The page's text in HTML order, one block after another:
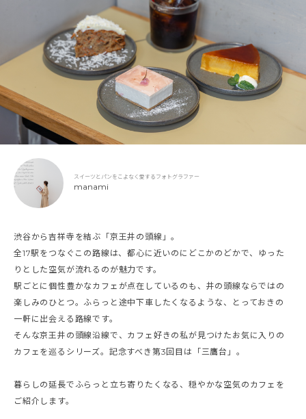
スイーツとパンをこよなく愛するフォトグラファー
manami
渋谷から吉祥寺を結ぶ「京王井の頭線」。
全17駅をつなぐこの路線は、都心に近いのにどこかのどかで、ゆった
りとした空気が流れるのが魅力です。
駅ごとに個性豊かなカフェが点在しているのも、井の頭線ならではの
楽しみのひとつ。ふらっと途中下車したくなるような、とっておきの
一軒に出会える路線です。
そんな京王井の頭線沿線で、カフェ好きの私が見つけたお気に入りの
カフェを巡るシリーズ。記念すべき第3回目は「三鷹台」。
暮らしの延長でふらっと立ち寄りたくなる、穏やかな空気のカフェを
ご紹介します。